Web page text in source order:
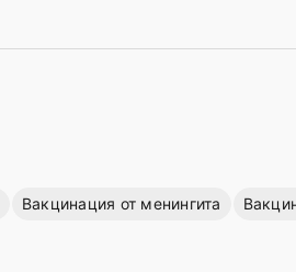
Вакцинация от менингита